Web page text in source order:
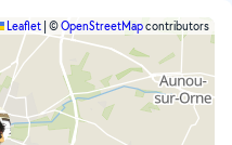
Leaflet ©OpenStreetMapcontributors